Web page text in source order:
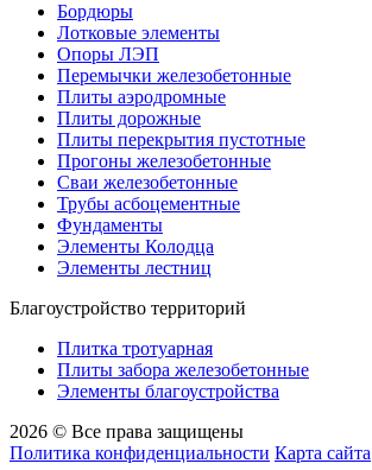
Бордюры
Лотковые элементы
Опоры ЛЭП
Перемычки железобетонные
Плиты аэродромные
Плиты дорожные
Плиты перекрытия пустотные
Прогоны железобетонные
Сваи железобетонные
Трубы асбоцементные
Фундаменты
Элементы Колодца
Элементы лестниц
Благоустройство территорий
Плитка тротуарная
Плиты забора железобетонные
Элементы благоустройства
2026 © Все права защищены
Политика конфиденциальности Карта сайта